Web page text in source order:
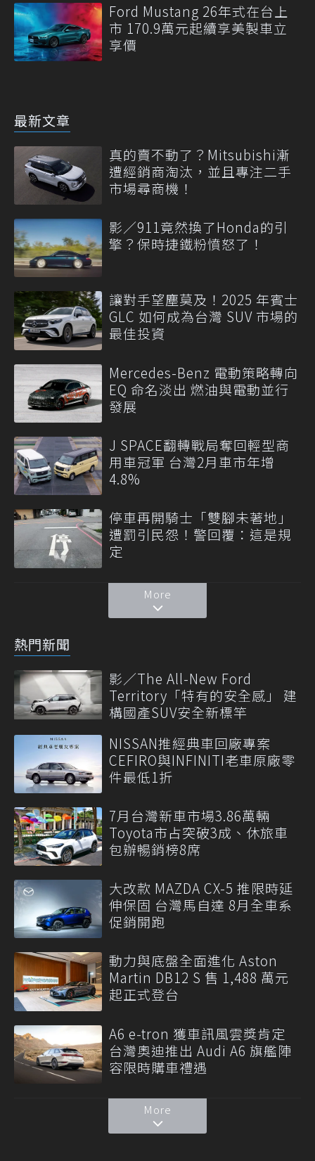
Ford Mustang 26年式在台上
市 170.9萬元起續享美製車立
享價
最新文章
真的賣不動了？Mitsubishi漸
遭經銷商淘汰，並且專注二手
市場尋商機！
影／911竟然換了Honda的引
擎？保時捷鐵粉憤怒了！
讓對手望塵莫及！2025 年賓士
GLC 如何成為台灣 SUV 市場的
最佳投資
Mercedes-Benz 電動策略轉向
EQ 命名淡出 燃油與電動並行
發展
J SPACE翻轉戰局奪回輕型商
用車冠軍 台灣2月車市年增
4.8%
停車再開騎士「雙腳未著地」
遭罰引民怨！警回覆：這是規
定
More
熱門新聞
影／The All-New Ford
Territory「特有的安全感」 建
構國產SUV安全新標竿
NISSAN推經典車回廠專案
CEFIRO與INFINITI老車原廠零
件最低1折
7月台灣新車市場3.86萬輛
Toyota市占突破3成、休旅車
包辦暢銷榜8席
大改款 MAZDA CX-5 推限時延
伸保固 台灣馬自達 8月全車系
促銷開跑
動力與底盤全面進化 Aston
Martin DB12 S 售 1,488 萬元
起正式登台
A6 e-tron 獲車訊風雲獎肯定
台灣奧迪推出 Audi A6 旗艦陣
容限時購車禮遇
More